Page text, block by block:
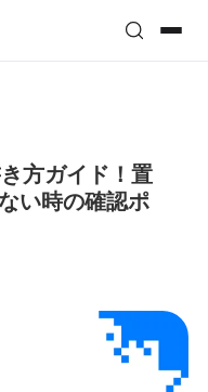
方ガイド！置
い時の確認ポ